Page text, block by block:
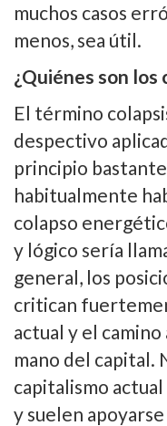
muchos casos
menos, sea útil.
¿Quiénes son los
El término
despectivo
principio
habitualmente
colapso
y lógico sería
general, los
critican
actual y el
mano del capital.
capitalismo
y suelen